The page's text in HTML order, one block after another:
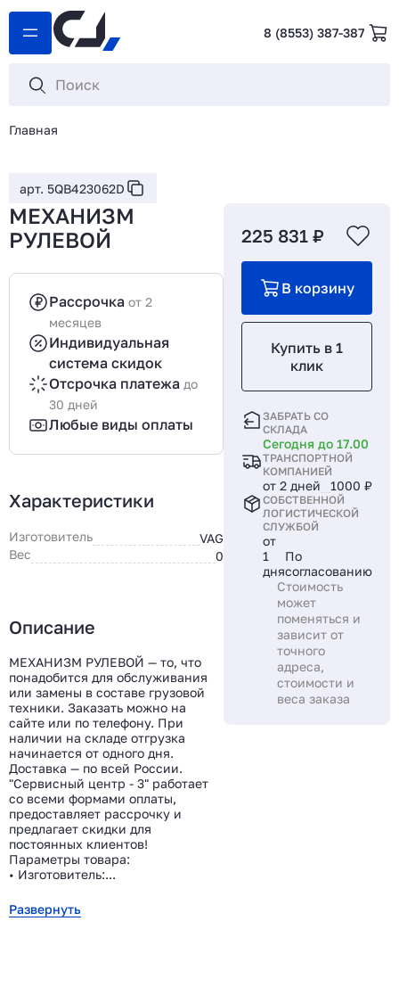
8 (8553) 387-387
Главная
арт. 5QB423062D
МЕХАНИЗМ
РУЛЕВОЙ
Рассрочка от 2
месяцев
Индивидуальная
система скидок
Отсрочка платежа до
30 дней
Любые виды оплаты
Характеристики
Изготовитель
VAG
Вес
0
Описание
МЕХАНИЗМ РУЛЕВОЙ — то, что
понадобится для обслуживания
или замены в составе грузовой
техники. Заказать можно на
сайте или по телефону. При
наличии на складе отгрузка
начинается от одного дня.
Доставка — по всей России.
"Сервисный центр - 3" работает
со всеми формами оплаты,
предоставляет рассрочку и
предлагает скидки для
постоянных клиентов!
Параметры товара:
• Изготовитель:...
Развернуть
225 831 ₽
В корзину
Купить в 1
клик
ЗАБРАТЬ СО
СКЛАДА
Сегодня до 17.00
ТРАНСПОРТНОЙ
КОМПАНИЕЙ
от 2 дней 1000 ₽
СОБСТВЕННОЙ
ЛОГИСТИЧЕСКОЙ
СЛУЖБОЙ
от
1
дня
По
согласованию
Стоимость
может
поменяться и
зависит от
точного
адреса,
стоимости и
веса заказа